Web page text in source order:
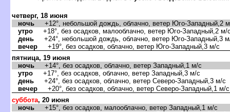
четверг, 18 июня
ночь +12°, небольшой дождь, облачно, ветер Юго-Западный,2
утро +18°, без осадков, малооблачно, ветер Юго-Западный,2 м/
день +24°, небольшой дождь, облачно, ветер Юго-Западный,3
ечер +19°, без осадков, облачно, ветер Юго-Западный,3 м/с
пятница, 19 июня
ночь +14°, без осадков, облачно, ветер Западный,1 м/с
утро +17°, без осадков, облачно, ветер Западный,3 м/с
день +24°, без осадков, облачно, ветер Северо-Западный,3 м/с
ечер +20°, без осадков, облачно, ветер Северо-Западный,1 м/с
суббота, 20 июня
ночь +15°, без осадков, малооблачно, ветер Западный,1 м/с